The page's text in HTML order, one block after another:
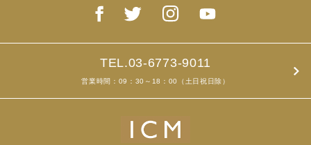
TEL.03-6773-9011
営業時間：09：30～18：00（土日祝日除）